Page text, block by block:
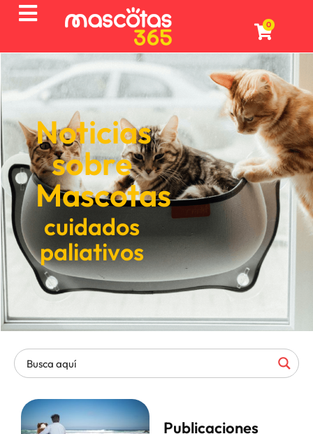
0
Noticias
sobre
Mascotas
cuidados
paliativos
Publicaciones